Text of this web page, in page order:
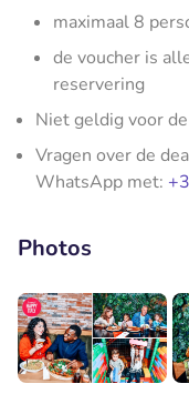
maximaal 8
de voucher is
reservering
Niet geldig voor
Vragen over de
WhatsApp met:
Photos